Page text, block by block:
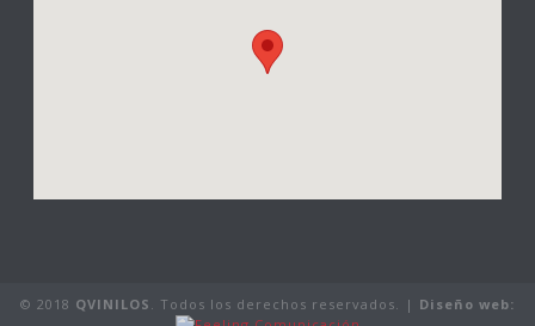
© 2018 QVINILOS . Todos los derechos reservados. | Diseño web: